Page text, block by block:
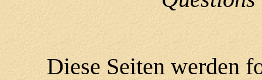
Diese Seiten werden